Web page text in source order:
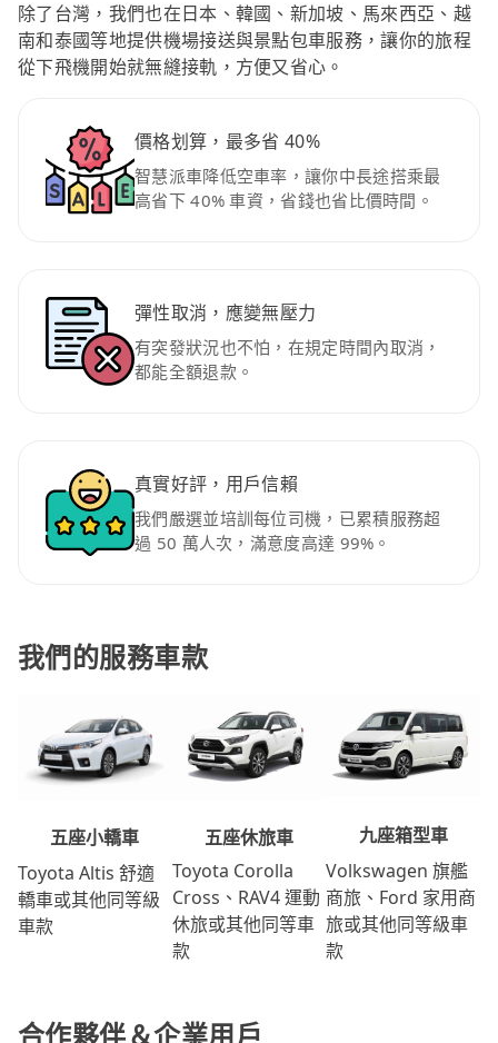
除了台灣，我們也在日本、韓國、新加坡、馬來西亞、越
南和泰國等地提供機場接送與景點包車服務，讓你的旅程
從下飛機開始就無縫接軌，方便又省心。
價格划算，最多省 40%
智慧派車降低空車率，讓你中長途搭乘最
高省下 40% 車資，省錢也省比價時間。
彈性取消，應變無壓力
有突發狀況也不怕，在規定時間內取消，
都能全額退款。
真實好評，用戶信賴
我們嚴選並培訓每位司機，已累積服務超
過 50 萬人次，滿意度高達 99%。
我們的服務車款
五座小轎車
Toyota Altis 舒適
轎車或其他同等級
車款
五座休旅車
Toyota Corolla
Cross、RAV4 運動
休旅或其他同等車
款
九座箱型車
Volkswagen 旗艦
商旅、Ford 家用商
旅或其他同等級車
款
合作夥伴＆企業用戶